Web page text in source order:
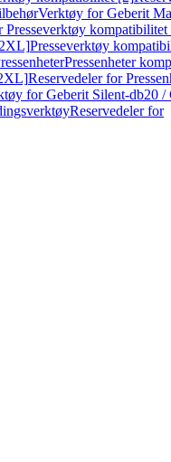
Verktøy for Geberit
Presseverktøy
Presseverktøy
Pressenheter
Reservedeler for
for Geberit Silent-db20 /
Reservedeler for